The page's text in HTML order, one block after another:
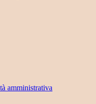
amministrativa